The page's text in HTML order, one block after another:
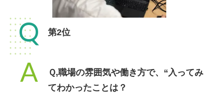
Q 第2位
A
Ｑ,職場の雰囲気や働き方で、“入ってみ
てわかったことは？